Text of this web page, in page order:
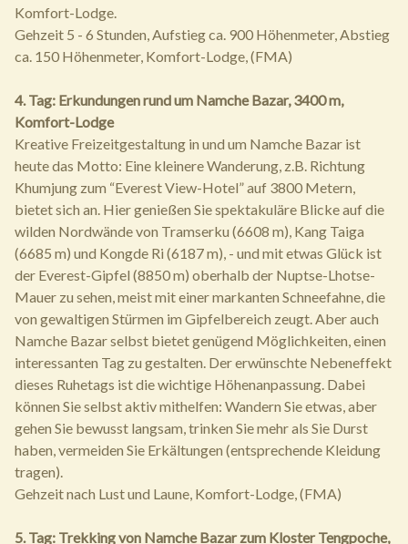
Komfort-Lodge.
Gehzeit 5 - 6 Stunden, Aufstieg ca. 900 Höhenmeter, Abstieg
ca. 150 Höhenmeter, Komfort-Lodge, (FMA)
4. Tag: Erkundungen rund um Namche Bazar, 3400 m,
Komfort-Lodge
Kreative Freizeitgestaltung in und um Namche Bazar ist
heute das Motto: Eine kleinere Wanderung, z.B. Richtung
Khumjung zum “Everest View-Hotel” auf 3800 Metern,
bietet sich an. Hier genießen Sie spektakuläre Blicke auf die
wilden Nordwände von Tramserku (6608 m), Kang Taiga
(6685 m) und Kongde Ri (6187 m), - und mit etwas Glück ist
der Everest-Gipfel (8850 m) oberhalb der Nuptse-Lhotse-
Mauer zu sehen, meist mit einer markanten Schneefahne, die
von gewaltigen Stürmen im Gipfelbereich zeugt. Aber auch
Namche Bazar selbst bietet genügend Möglichkeiten, einen
interessanten Tag zu gestalten. Der erwünschte Nebeneffekt
dieses Ruhetags ist die wichtige Höhenanpassung. Dabei
können Sie selbst aktiv mithelfen: Wandern Sie etwas, aber
gehen Sie bewusst langsam, trinken Sie mehr als Sie Durst
haben, vermeiden Sie Erkältungen (entsprechende Kleidung
tragen).
Gehzeit nach Lust und Laune, Komfort-Lodge, (FMA)
5. Tag: Trekking von Namche Bazar zum Kloster Tengpoche,